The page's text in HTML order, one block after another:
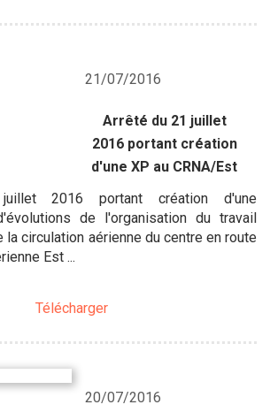
21/07/2016
Arrêté du 21 juillet
2016 portant création
d'une XP au CRNA/Est
2016 portant création d'une
de l'organisation du travail
circulation aérienne du centre en route
Est ...
Télécharger
20/07/2016